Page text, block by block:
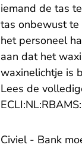
iemand de tas
tas onbewust te
het personeel
aan dat het
waxinelichtje is
Lees de
Civiel - Bank